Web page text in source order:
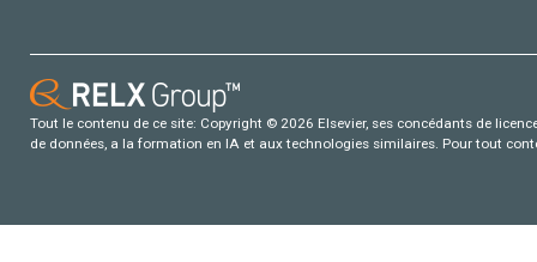
Tout le contenu de ce site: Copyright © 2026 Elsevier, ses concédants de
de données, a la formation en IA et aux technologies similaires. Pour tout